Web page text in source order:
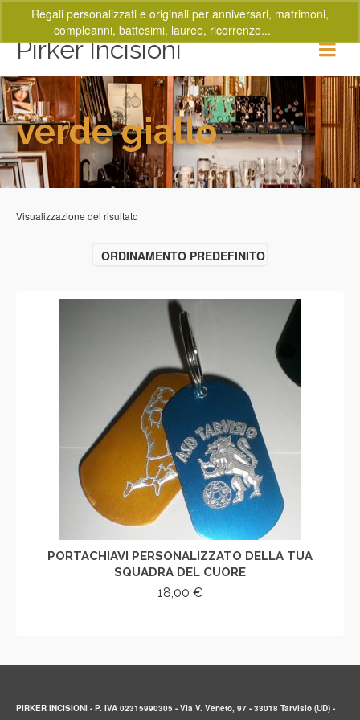
Regali personalizzati e originali per anniversari, matrimoni,
compleanni, battesimi, lauree, ricorrenze...
Pirker Incisioni
verde giallo
Visualizzazione del risultato
ORDINAMENTO PREDEFINITO
PORTACHIAVI PERSONALIZZATO DELLA TUA
SQUADRA DEL CUORE
18,00 €
PIRKER INCISIONI - P. IVA 02315990305 - Via V. Veneto, 97 - 33018 Tarvisio (UD) -